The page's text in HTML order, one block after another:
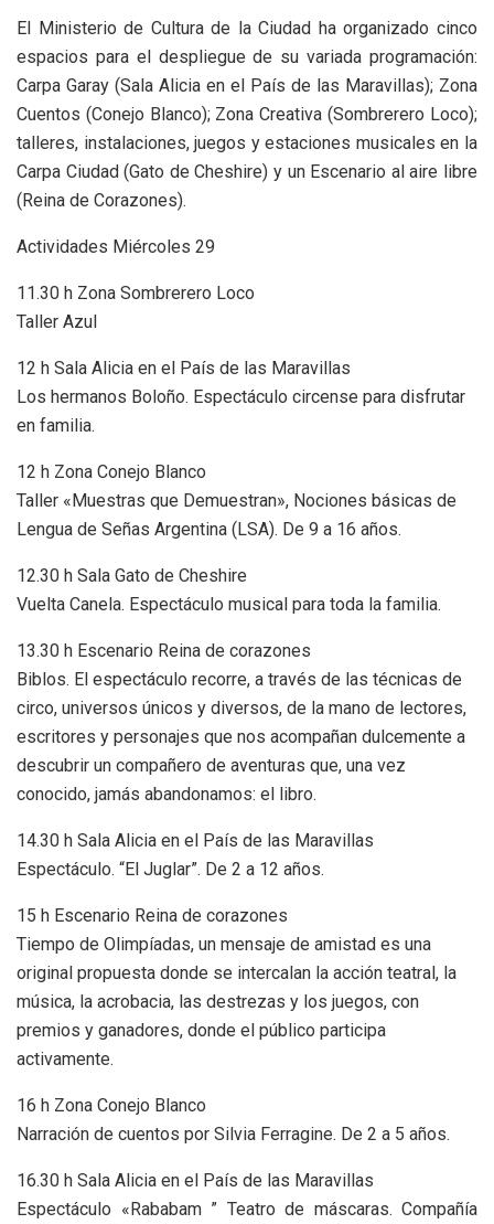
El Ministerio de Cultura de la Ciudad ha organizado cinco
espacios para el despliegue de su variada programación:
Carpa Garay (Sala Alicia en el País de las Maravillas); Zona
Cuentos (Conejo Blanco); Zona Creativa (Sombrerero Loco);
talleres, instalaciones, juegos y estaciones musicales en la
Carpa Ciudad (Gato de Cheshire) y un Escenario al aire libre
(Reina de Corazones).
Actividades Miércoles 29
11.30 h Zona Sombrerero Loco
Taller Azul
12 h Sala Alicia en el País de las Maravillas
Los hermanos Boloño. Espectáculo circense para disfrutar
en familia.
12 h Zona Conejo Blanco
Taller «Muestras que Demuestran», Nociones básicas de
Lengua de Señas Argentina (LSA). De 9 a 16 años.
12.30 h Sala Gato de Cheshire
Vuelta Canela. Espectáculo musical para toda la familia.
13.30 h Escenario Reina de corazones
Biblos. El espectáculo recorre, a través de las técnicas de
circo, universos únicos y diversos, de la mano de lectores,
escritores y personajes que nos acompañan dulcemente a
descubrir un compañero de aventuras que, una vez
conocido, jamás abandonamos: el libro.
14.30 h Sala Alicia en el País de las Maravillas
Espectáculo. “El Juglar”. De 2 a 12 años.
15 h Escenario Reina de corazones
Tiempo de Olimpíadas, un mensaje de amistad es una
original propuesta donde se intercalan la acción teatral, la
música, la acrobacia, las destrezas y los juegos, con
premios y ganadores, donde el público participa
activamente.
16 h Zona Conejo Blanco
Narración de cuentos por Silvia Ferragine. De 2 a 5 años.
16.30 h Sala Alicia en el País de las Maravillas
Espectáculo «Rababam ” Teatro de máscaras. Compañía